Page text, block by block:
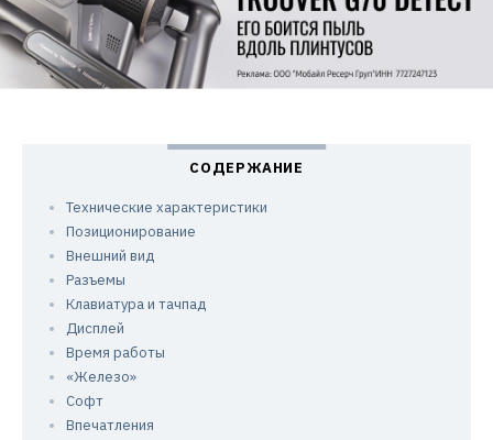
Технические характеристики
Позиционирование
Внешний вид
Разъемы
Клавиатура и тачпад
Дисплей
Время работы
«Железо»
Софт
Впечатления